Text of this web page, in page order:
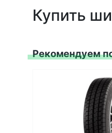
Купить
Рекомендуем